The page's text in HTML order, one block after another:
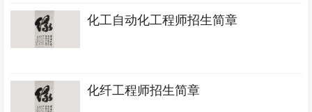
化工自动化工程师招生简章
化纤工程师招生简章